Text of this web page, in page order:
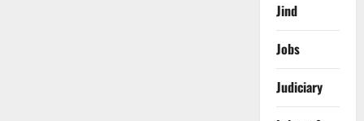
Jind
Jobs
Judiciary